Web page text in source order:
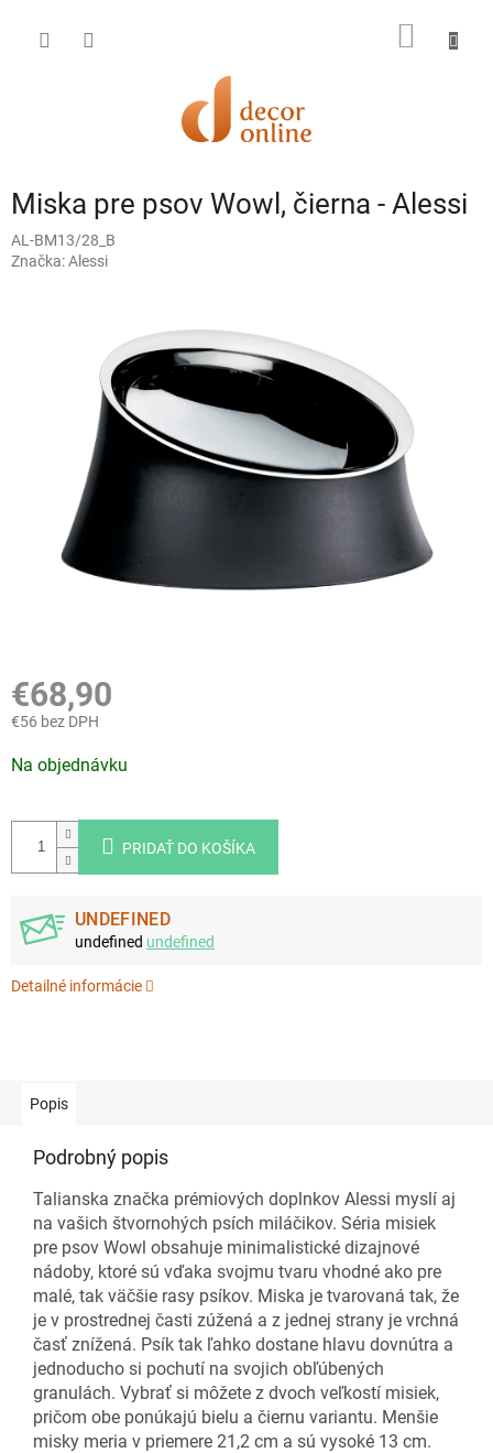
obsah
Miska pre psov Wowl, čierna - Alessi
AL-BM13/28_B
Značka:Alessi
€68,90
€56 bez DPH
cena:
Na objednávku
PRIDAŤ DO KOŠÍKA
UNDEFINED
undefined undefined
Detailné informácie
Popis
Podrobný popis
Talianska značka prémiových doplnkov Alessi myslí aj
na vašich štvornohých psích miláčikov. Séria misiek
pre psov Wowl obsahuje minimalistické dizajnové
nádoby, ktoré sú vďaka svojmu tvaru vhodné ako pre
malé, tak väčšie rasy psíkov. Miska je tvarovaná tak, že
je v prostrednej časti zúžená a z jednej strany je vrchná
časť znížená. Psík tak ľahko dostane hlavu dovnútra a
jednoducho si pochutí na svojich obľúbených
granulách. Vybrať si môžete z dvoch veľkostí misiek,
pričom obe ponúkajú bielu a čiernu variantu. Menšie
misky meria v priemere 21,2 cm a sú vysoké 13 cm.